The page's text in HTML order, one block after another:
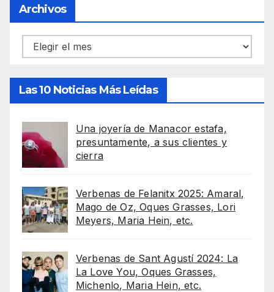
Archivos
Archivos
Las 10 Noticias Más Leídas
Una joyería de Manacor estafa,
presuntamente, a sus clientes y
cierra
Verbenas de Felanitx 2025: Amaral,
Mago de Oz, Oques Grasses, Lori
Meyers, Maria Hein, etc.
Verbenas de Sant Agustí 2024: La
La Love You, Oques Grasses,
Michenlo, Maria Hein, etc.